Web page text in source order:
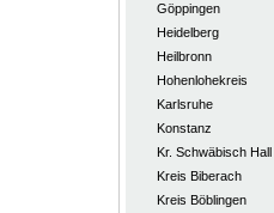
Göppingen
Heidelberg
Heilbronn
Hohenlohekreis
Karlsruhe
Konstanz
Kr. Schwäbisch Hall
Kreis Biberach
Kreis Böblingen